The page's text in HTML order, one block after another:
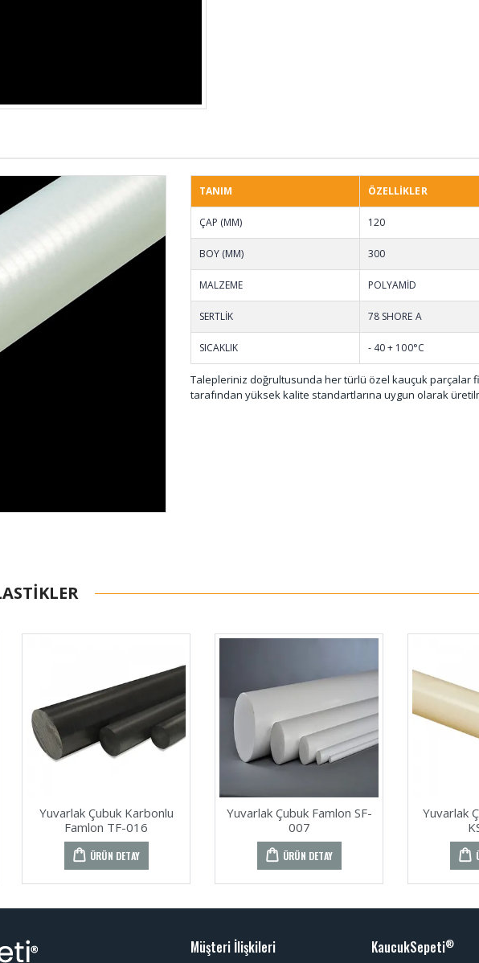
TANIM ÖZELLİKLER
ÇAP (MM) 120
BOY (MM) 300
MALZEME POLYAMİD
SERTLİK 78 SHORE A
SICAKLIK - 40 + 100°C
Talepleriniz doğrultusunda her türlü özel kauçuk parçalar
tarafından yüksek kalite standartlarına uygun olarak
Yuvarlak Çubuk Karbonlu
Famlon TF-016
ÜRÜN DETAY
Yuvarlak Çubuk Famlon SF-
007
ÜRÜN DETAY
Yuvarlak
Müşteri İlişkileri KaucukSepeti®